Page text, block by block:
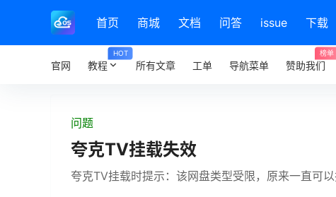
首页 商城 文档 问答 issue 下载
官网 教程
HOT
所有文章 工单 导航菜单 赞助我们
榜单
问题
夸克TV挂载失效
夸克TV挂载时提示：该网盘类型受限，原来一直可